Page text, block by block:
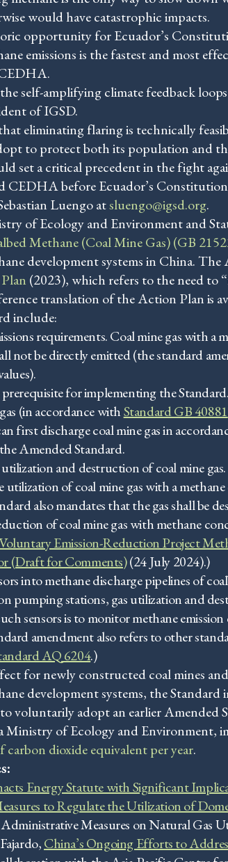
would have catastrophic impacts.
opportunity for Ecuador’s
emissions is the fastest and most
self-amplifying climate feedback
of IGSD.
eliminating flaring is technically
to protect both its population and
set a critical precedent in the fight
CEDHA before Ecuador’s
Luengo atsluengo@igsd.org.
of Ecology and Environment and
Methane (Coal Mine Gas) (GB
development systems in China.
(2023), which refers to the need to
translation of the Action Plan is
include:
requirements. Coal mine gas with
not be directly emitted (the standard
prerequisite for implementing the
(in accordance withStandard GB 40881
first discharge coal mine gas in
Amended Standard.
and destruction of coal mine
of coal mine gas with a
also mandates that the gas shall
of coal mine gas with methane
Emission-Reduction Project
(Draft for Comments)(24 July 2024).)
into methane discharge pipelines of
pumping stations, gas utilization and
sensors is to monitor methane
amendment also refers to other
AQ 6204.)
for newly constructed coal mines
development systems, the
voluntarily adopt an earlier
of Ecology and Environment,
carbon dioxide equivalent per year.
Energy Statute with Significant
to Regulate the Utilization of
Measures on Natural Gas
China’s Ongoing Efforts to